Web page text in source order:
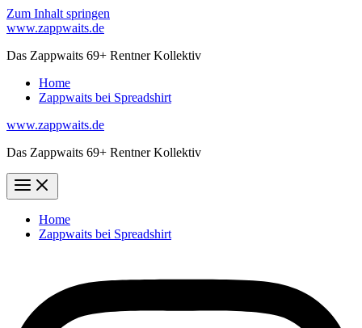
Zum Inhalt springen
www.zappwaits.de
Das Zappwaits 69+ Rentner Kollektiv
Home
Zappwaits bei Spreadshirt
www.zappwaits.de
Das Zappwaits 69+ Rentner Kollektiv
Home
Zappwaits bei Spreadshirt